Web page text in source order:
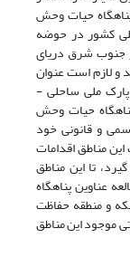
حیات وحش
کشور در حوضه
جنوب شرق دریای
و لازم است عنوان
ملی ساحلی -
حیات وحش
و قانونی خود
این مناطق اقدامات
تا این مناطق
عناوین پناهگاه
و منطقه حفاظت
موجود این مناطق